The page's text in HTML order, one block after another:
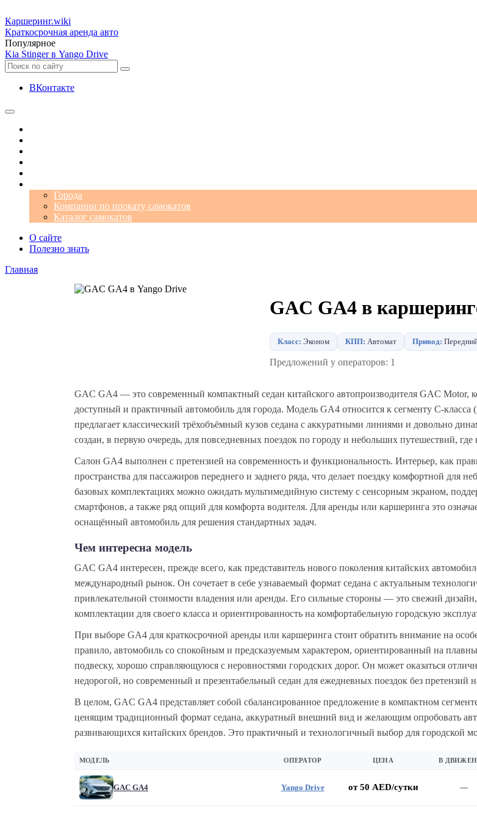
Каршеринг.wiki
Краткосрочная аренда авто
Популярное
Kia Stinger в Yango Drive
ВКонтакте
Города
Компании по прокату самокатов
Каталог самокатов
О сайте
Полезно знать
Главная
GAC GA4 в
Класс: Эконом КПП: Автомат Привод:
Предложений у операторов: 1
GAC GA4 — это современный компактный седан китайского автопроизводителя GAC Motor,
доступный и практичный автомобиль для города. Модель GA4 относится к сегменту C-класса
предлагает классический трёхобъёмный кузов седана с аккуратными линиями и довольно
создан, в первую очередь, для повседневных поездок по городу и небольших путешествий,
Салон GA4 выполнен с претензией на современность и функциональность. Интерьер, как
пространства для пассажиров переднего и заднего ряда, что делает поездку комфортной для
базовых комплектациях можно ожидать мультимедийную систему с сенсорным экраном,
смартфонов, а также ряд опций для комфорта водителя. Для аренды или каршеринга это
оснащённый автомобиль для решения стандартных задач.
Чем интересна модель
GAC GA4 интересен, прежде всего, как представитель нового поколения китайских
международный рынок. Он сочетает в себе узнаваемый формат седана с актуальным
привлекательной стоимости владения или аренды. Его сильные стороны — это свежий
комплектации для своего класса и ориентированность на комфортабельную городскую
При выборе GA4 для краткосрочной аренды или каршеринга стоит обратить внимание на
правило, автомобиль со спокойным и предсказуемым характером, ориентированный на
подвеску, хорошо справляющуюся с неровностями городских дорог. Он может оказаться
недорогой, но современный и презентабельный седан для ежедневных поездок без претензий
В целом, GAC GA4 представляет собой сбалансированное предложение в компактном
ценящим традиционный формат седана, аккуратный внешний вид и желающим опробовать
развивающихся китайских брендов. Это практичный и технологичный выбор для городской
МОДЕЛЬ ОПЕРАТОР ЦЕНА В
GAC GA4 Yango Drive от 50 AED/сутки —